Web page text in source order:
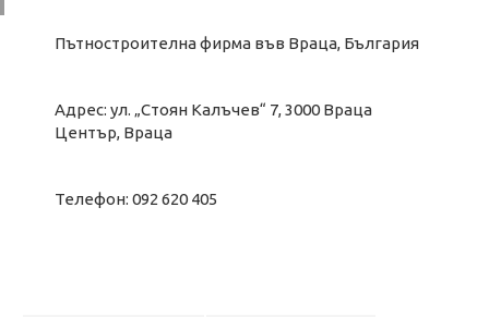
Пътностроителна фирма във Враца, България
Адрес: ул. „Стоян Калъчев“ 7, 3000 Враца
Център, Враца
Телефон: 092 620 405